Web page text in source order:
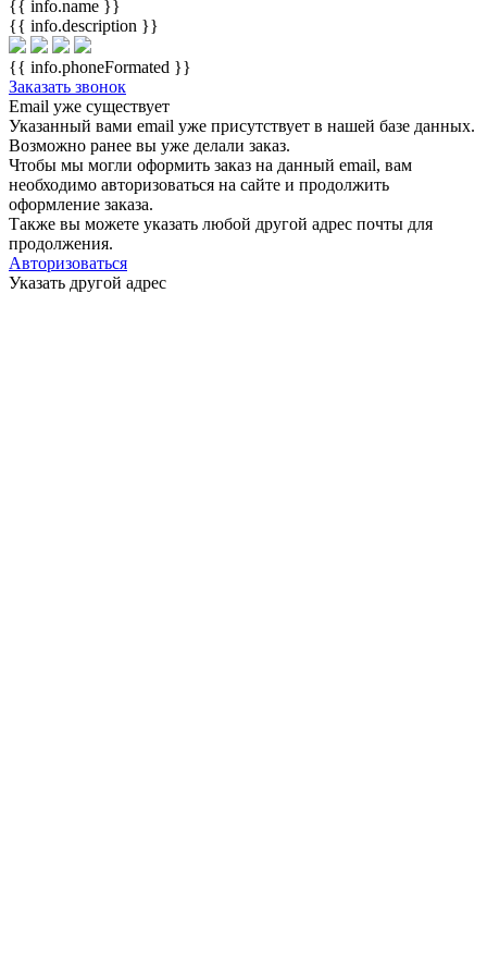
{{ info.name }}
{{ info.description }}
{{ info.phoneFormated }}
Заказать звонок
Email уже существует
Указанный вами email уже присутствует в нашей базе данных.
Возможно ранее вы уже делали заказ.
Чтобы мы могли оформить заказ на данный email, вам
необходимо авторизоваться на сайте и продолжить
оформление заказа.
Также вы можете указать любой другой адрес почты для
продолжения.
Авторизоваться
Указать другой адрес